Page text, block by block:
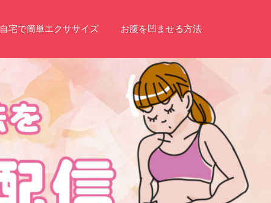
自宅で簡単エクササイズ お腹を凹ませる方法